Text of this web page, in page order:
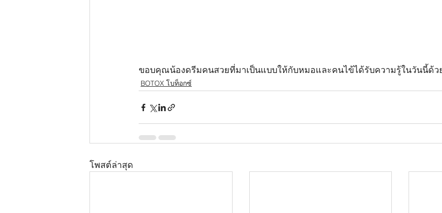
ขอบคุณน้องดรีมคนสวยที่มาเป็นแบบให้กับหมอและคนไข้ได้รับความรู้ในวันนี้ด้ว
BOTOX โบท็อกซ์
โพสต์ล่าสุด